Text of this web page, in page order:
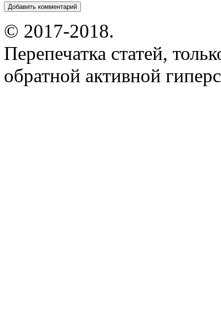
© 2017-2018.
Перепечатка статей,
обратной активной